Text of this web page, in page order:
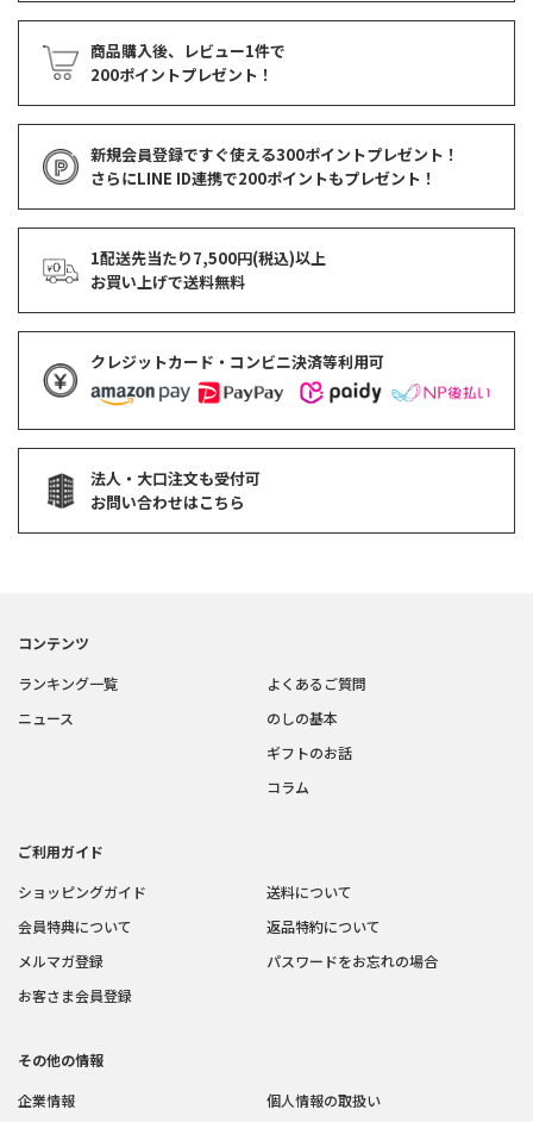
商品購入後、レビュー1件で
200ポイントプレゼント！
新規会員登録ですぐ使える300ポイントプレゼント！
さらにLINE ID連携で200ポイントもプレゼント！
1配送先当たり7,500円(税込)以上
お買い上げで送料無料
クレジットカード・コンビニ決済等利用可
法人・大口注文も受付可
お問い合わせはこちら
コンテンツ
ランキング一覧
ニュース
よくあるご質問
のしの基本
ギフトのお話
コラム
ご利用ガイド
ショッピングガイド
会員特典について
メルマガ登録
お客さま会員登録
送料について
返品特約について
パスワードをお忘れの場合
その他の情報
企業情報
個人情報の取扱い